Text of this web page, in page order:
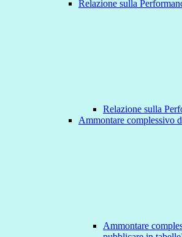
Relazione sulla
Relazione sulla
Ammontare complessivo
Ammontare